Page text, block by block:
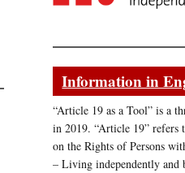
Information in
“Article 19 as a Tool” is a
in 2019. “Article 19” refers
on the Rights of Persons
– Living independently and